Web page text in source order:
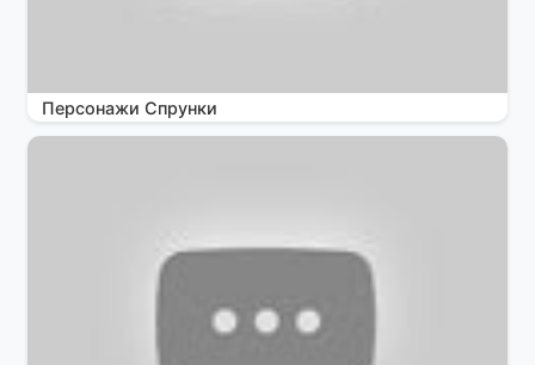
Персонажи Спрунки